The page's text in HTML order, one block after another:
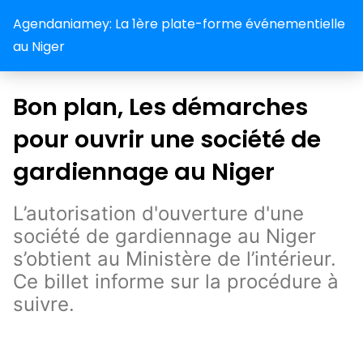
Agendaniamey: La 1ère plate-forme événementielle
au Niger
Bon plan, Les démarches
pour ouvrir une société de
gardiennage au Niger
L’autorisation d'ouverture d'une
société de gardiennage au Niger
s’obtient au Ministère de l’intérieur.
Ce billet informe sur la procédure à
suivre.